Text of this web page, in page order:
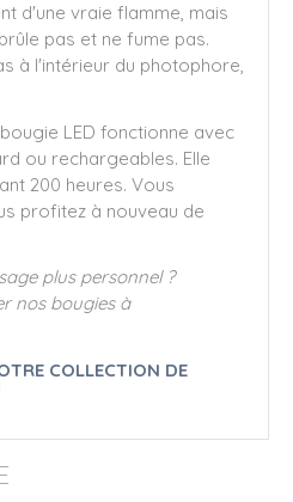
d'une vraie flamme, mais
pas et ne fume pas.
à l'intérieur du photophore,
LED fonctionne avec
ou rechargeables. Elle
200 heures. Vous
profitez à nouveau de
plus personnel ?
nos bougies à
COLLECTION DE